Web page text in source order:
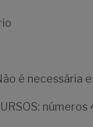
é necessária